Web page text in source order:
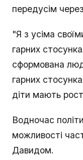
передусім
"Я з усіма
гарних
сформована
гарних
діти мають
Водночас
можливості
Давидом.